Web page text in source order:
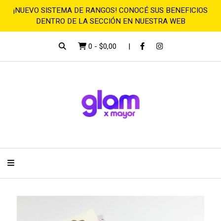
¡NUEVO SISTEMA DE RANGOS! CONOCÉ SUS BENEFICIOS
DENTRO DE LA SECCIÓN EN NUESTRA WEB
0 - $0,00